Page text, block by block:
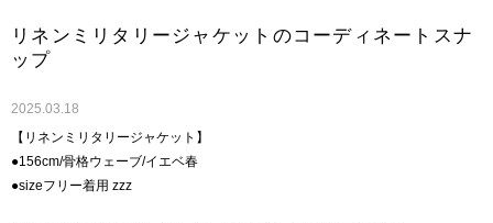
リネンミリタリージャケットのコーディネートスナ
ップ
2025.03.18
【リネンミリタリージャケット】
●156cm/骨格ウェーブ/イエベ春
●sizeフリー着用 zzz